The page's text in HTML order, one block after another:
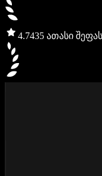
4.7435 ათასი